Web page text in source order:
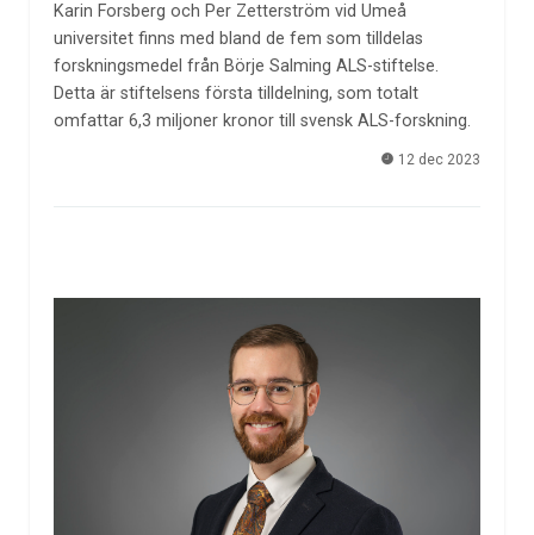
Karin Forsberg och Per Zetterström vid Umeå
universitet finns med bland de fem som tilldelas
forskningsmedel från Börje Salming ALS-stiftelse.
Detta är stiftelsens första tilldelning, som totalt
omfattar 6,3 miljoner kronor till svensk ALS-forskning.
12 dec 2023